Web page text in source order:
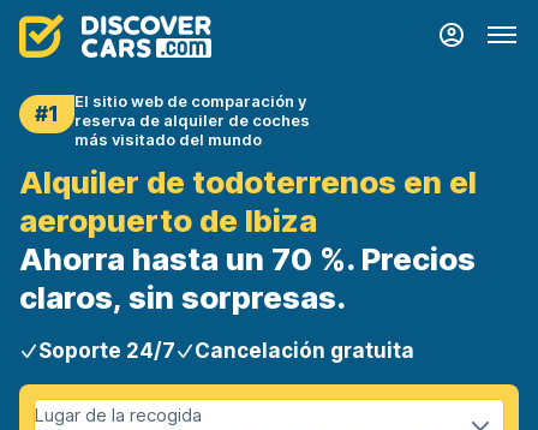
#1
El sitio web de comparación y
reserva de alquiler de coches
más visitado del mundo
Alquiler de todoterrenos en el
aeropuerto de Ibiza
Ahorra hasta un 70 %. Precios
claros, sin sorpresas.
Soporte 24/7 Cancelación gratuita
Lugar de la recogida